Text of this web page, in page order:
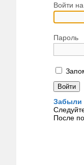
Войти
Пароль
Забыли
После